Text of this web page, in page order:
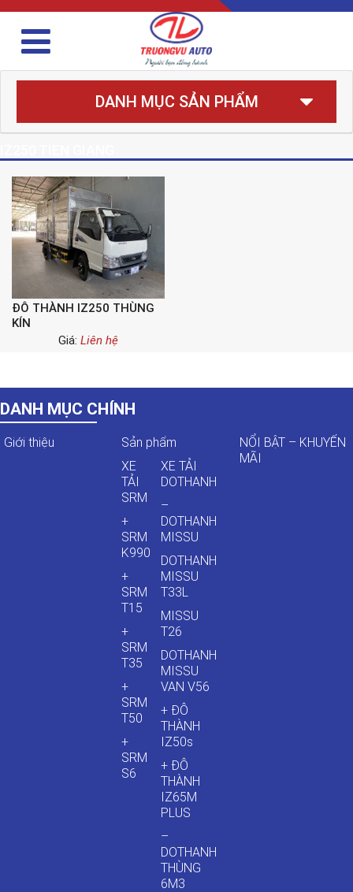
DANH MỤC SẢN PHẨM
ĐÔ THÀNH IZ250 THÙNG
KÍN
Giá: Liên hệ
DANH MỤC CHÍNH
Giới thiệu
Sản phẩm
XE
TẢI
SRM
+
SRM
K990
+
SRM
T15
+
SRM
T35
+
SRM
T50
+
SRM
S6
XE TẢI
DOTHANH
–
DOTHANH
MISSU
DOTHANH
MISSU
T33L
MISSU
T26
DOTHANH
MISSU
VAN V56
+ ĐÔ
THÀNH
IZ50s
+ ĐÔ
THÀNH
IZ65M
PLUS
–
DOTHANH
THÙNG
6M3
NỔI BẬT – KHUYẾN
MÃI